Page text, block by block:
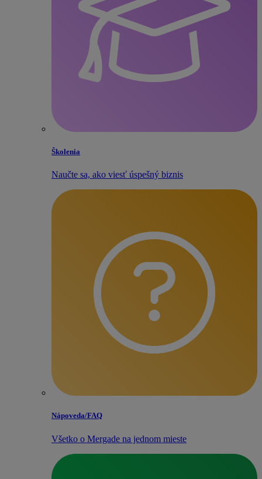
Školenia
Naučte sa, ako viesť úspešný biznis
Nápoveda/​FAQ
Všetko o Mergade na jednom mieste